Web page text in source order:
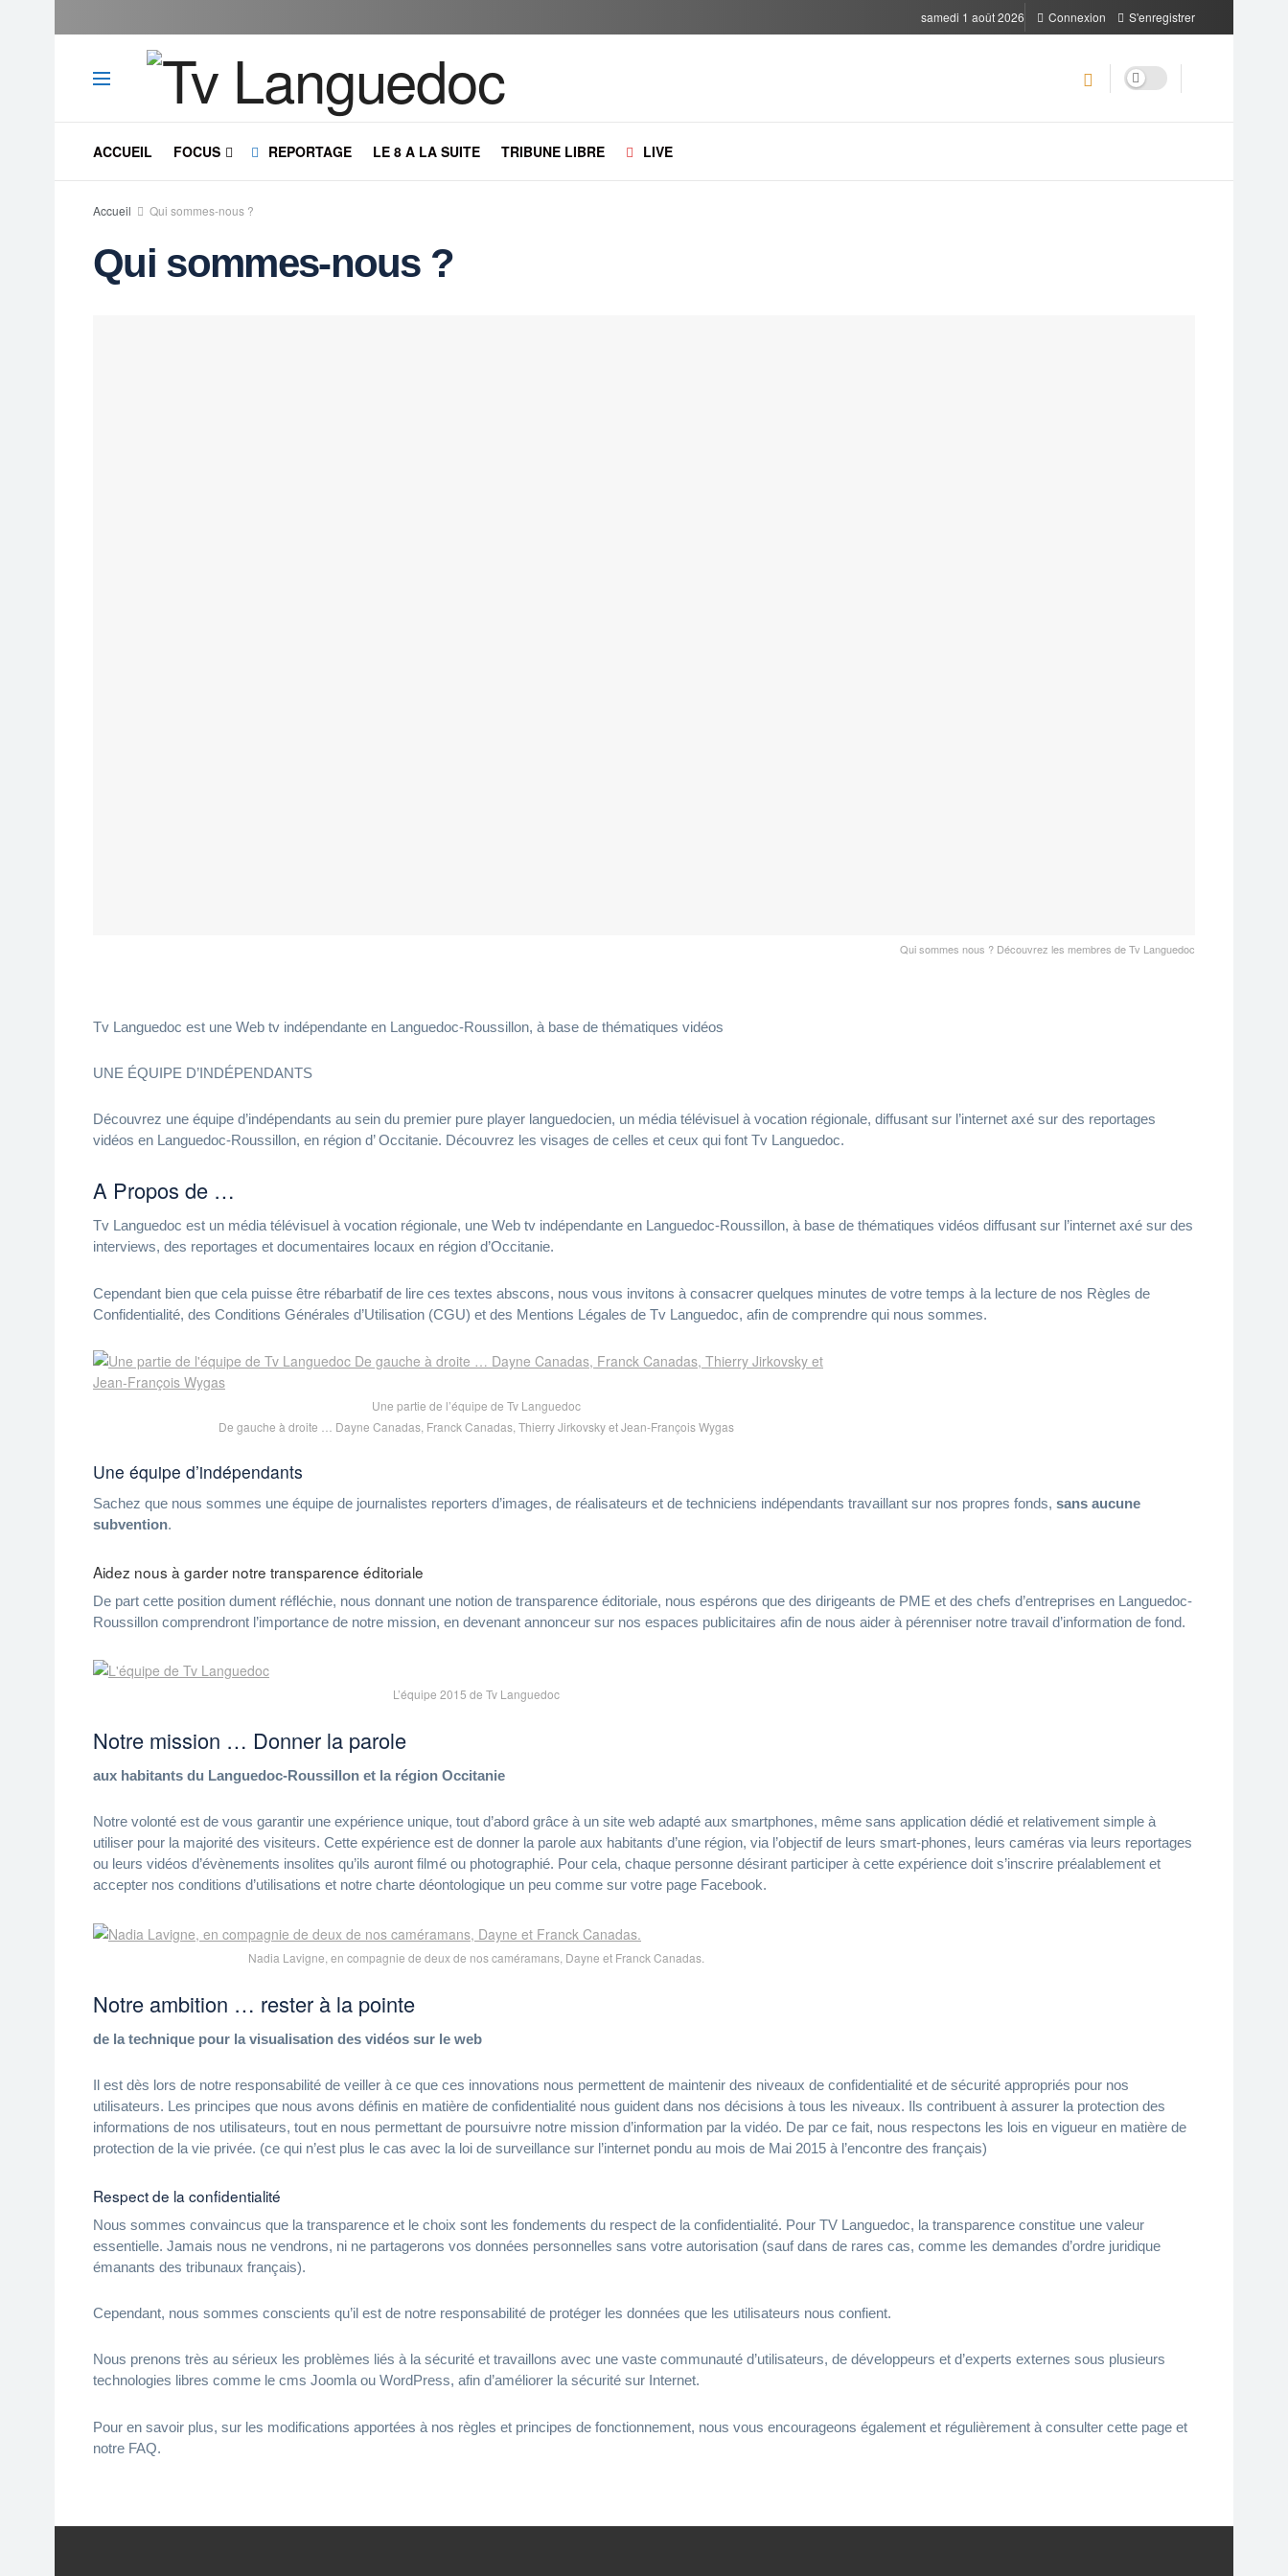
samedi 1 août 2026 Connexion S'enregistrer
ACCUEIL FOCUS REPORTAGE LE 8 A LA SUITE TRIBUNE LIBRE LIVE
Accueil Qui sommes-nous ?
Qui sommes-nous ?
Qui sommes nous ? Découvrez les membres de Tv Languedoc
Tv Languedoc est une Web tv indépendante en Languedoc-Roussillon, à base de thématiques vidéos
UNE ÉQUIPE D’INDÉPENDANTS
Découvrez une équipe d’indépendants au sein du premier pure player languedocien, un média télévisuel à vocation régionale, diffusant sur l’internet axé sur des reportages
vidéos en Languedoc-Roussillon, en région d’ Occitanie. Découvrez les visages de celles et ceux qui font Tv Languedoc.
A Propos de …
Tv Languedoc est un média télévisuel à vocation régionale, une Web tv indépendante en Languedoc-Roussillon, à base de thématiques vidéos diffusant sur l’internet axé sur des
interviews, des reportages et documentaires locaux en région d’Occitanie.
Cependant bien que cela puisse être rébarbatif de lire ces textes abscons, nous vous invitons à consacrer quelques minutes de votre temps à la lecture de nos Règles de
Confidentialité, des Conditions Générales d’Utilisation (CGU) et des Mentions Légales de Tv Languedoc, afin de comprendre qui nous sommes.
Une partie de l’équipe de Tv Languedoc
De gauche à droite … Dayne Canadas, Franck Canadas, Thierry Jirkovsky et Jean-François Wygas
Une équipe d’indépendants
Sachez que nous sommes une équipe de journalistes reporters d’images, de réalisateurs et de techniciens indépendants travaillant sur nos propres fonds, sans aucune
subvention.
Aidez nous à garder notre transparence éditoriale
De part cette position dument réfléchie, nous donnant une notion de transparence éditoriale, nous espérons que des dirigeants de PME et des chefs d’entreprises en Languedoc-
Roussillon comprendront l’importance de notre mission, en devenant annonceur sur nos espaces publicitaires afin de nous aider à pérenniser notre travail d’information de fond.
L’équipe 2015 de Tv Languedoc
Notre mission … Donner la parole
aux habitants du Languedoc-Roussillon et la région Occitanie
Notre volonté est de vous garantir une expérience unique, tout d’abord grâce à un site web adapté aux smartphones, même sans application dédié et relativement simple à
utiliser pour la majorité des visiteurs. Cette expérience est de donner la parole aux habitants d’une région, via l’objectif de leurs smart-phones, leurs caméras via leurs reportages
ou leurs vidéos d’évènements insolites qu’ils auront filmé ou photographié. Pour cela, chaque personne désirant participer à cette expérience doit s’inscrire préalablement et
accepter nos conditions d’utilisations et notre charte déontologique un peu comme sur votre page Facebook.
Nadia Lavigne, en compagnie de deux de nos caméramans, Dayne et Franck Canadas.
Notre ambition … rester à la pointe
de la technique pour la visualisation des vidéos sur le web
Il est dès lors de notre responsabilité de veiller à ce que ces innovations nous permettent de maintenir des niveaux de confidentialité et de sécurité appropriés pour nos
utilisateurs. Les principes que nous avons définis en matière de confidentialité nous guident dans nos décisions à tous les niveaux. Ils contribuent à assurer la protection des
informations de nos utilisateurs, tout en nous permettant de poursuivre notre mission d’information par la vidéo. De par ce fait, nous respectons les lois en vigueur en matière de
protection de la vie privée. (ce qui n’est plus le cas avec la loi de surveillance sur l’internet pondu au mois de Mai 2015 à l’encontre des français)
Respect de la confidentialité
Nous sommes convaincus que la transparence et le choix sont les fondements du respect de la confidentialité. Pour TV Languedoc, la transparence constitue une valeur
essentielle. Jamais nous ne vendrons, ni ne partagerons vos données personnelles sans votre autorisation (sauf dans de rares cas, comme les demandes d’ordre juridique
émanants des tribunaux français).
Cependant, nous sommes conscients qu’il est de notre responsabilité de protéger les données que les utilisateurs nous confient.
Nous prenons très au sérieux les problèmes liés à la sécurité et travaillons avec une vaste communauté d’utilisateurs, de développeurs et d’experts externes sous plusieurs
technologies libres comme le cms Joomla ou WordPress, afin d’améliorer la sécurité sur Internet.
Pour en savoir plus, sur les modifications apportées à nos règles et principes de fonctionnement, nous vous encourageons également et régulièrement à consulter cette page et
notre FAQ.